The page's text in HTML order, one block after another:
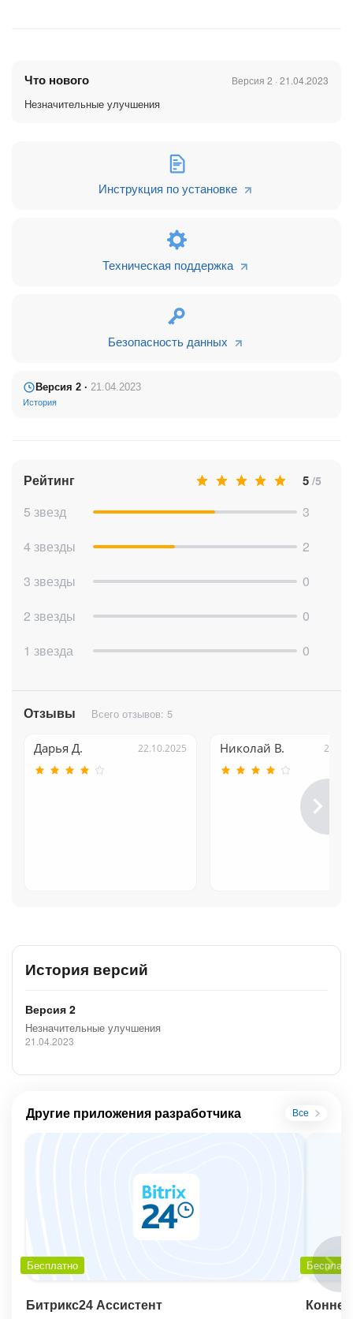
Что нового Версия 2 · 21.04.2023
Незначительные улучшения
Инструкция по установке
Техническая поддержка
Безопасность данных
Версия 2 · 21.04.2023
История
Рейтинг 5 /5
5 звезд
3
4 звезды
2
3 звезды
0
2 звезды
0
1 звезда
0
Отзывы Всего отзывов: 5
Дарья Д. 22.10.2025 Николай В.
История версий
Версия 2
Незначительные улучшения
21.04.2023
Другие приложения разработчика Все
Бесплатно
Битрикс24 Ассистент